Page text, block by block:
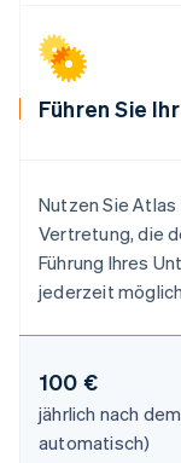
Führen Sie
Nutzen Sie
Vertretung, die
Führung Ihres
jederzeit
100 €
jährlich nach
automatisch)
Français
Malaysia
English简体中文
EspañolEnglish
Neuseeland
English
Niederlande
Norwegen
Österreich
DeutschEnglish
Polen